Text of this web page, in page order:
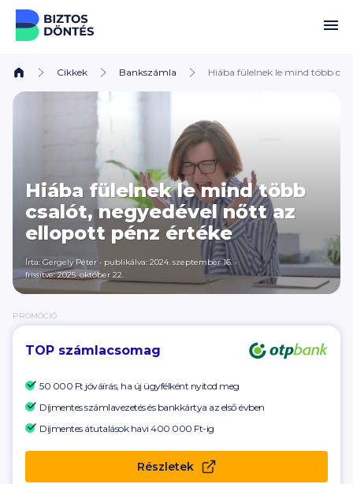
Ugrás a tartalomhoz
Cikkek Bankszámla Hiába fülelnek le mind több
Hiába fülelnek le mind több
csalót, negyedével nőtt az
ellopott pénz értéke
Írta: Gergely Péter • publikálva: 2024. szeptember 16.•
frissítve: 2025. október 22.
PROMÓCIÓ
TOP számlacsomag
50 000 Ft jóváírás, ha új ügyfélként nyitod meg
Díjmentes számlavezetés és bankkártya az első évben
Díjmentes átutalások havi 400 000 Ft-ig
Részletek